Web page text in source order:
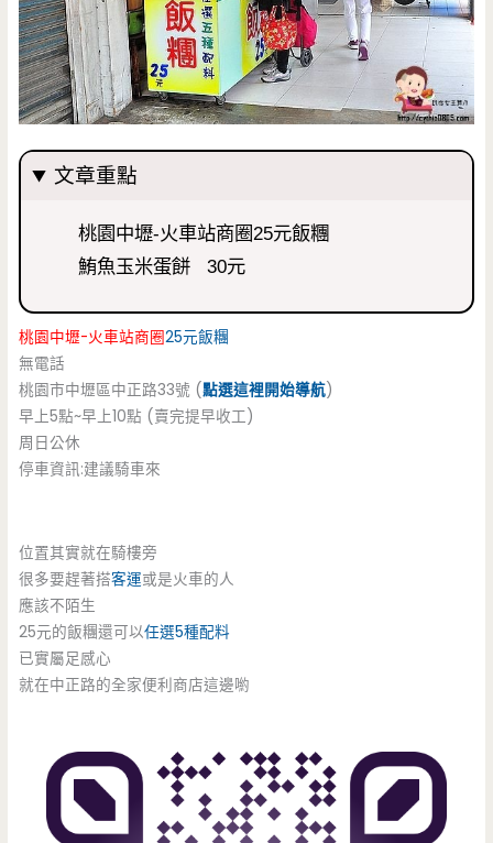
文章重點
桃園中壢-火車站商圈25元飯糰
鮪魚玉米蛋餅 30元
桃園中壢-火車站商圈25元飯糰
無電話
桃園市中壢區中正路33號 (點選這裡開始導航)
早上5點~早上10點 (賣完提早收工)
周日公休
停車資訊:建議騎車來
位置其實就在騎樓旁
很多要趕著搭客運或是火車的人
應該不陌生
25元的飯糰還可以任選5種配料
已實屬足感心
就在中正路的全家便利商店這邊喲